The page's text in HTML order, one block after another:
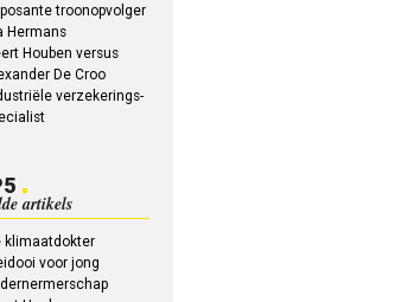
troonopvolger
Hermans
Houben versus
De Croo
verzekerings-
artikels
klimaatdokter
voor jong